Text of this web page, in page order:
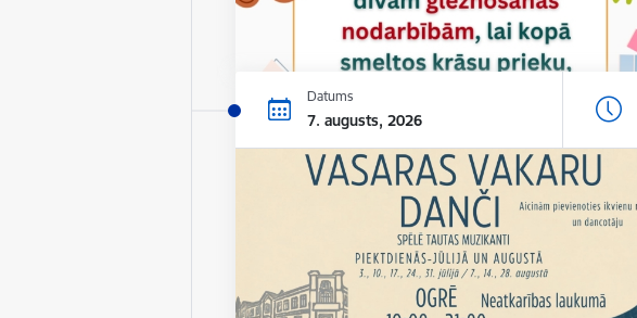
Datums
7. augusts, 2026